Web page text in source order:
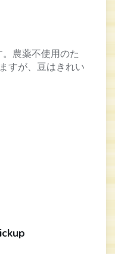
農薬不使用のた
すが、豆はきれい